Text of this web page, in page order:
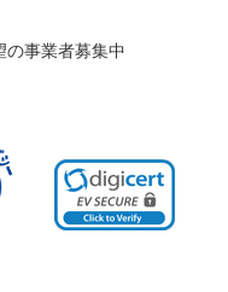
の事業者募集中